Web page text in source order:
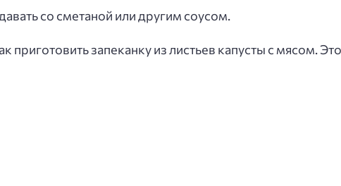
со сметаной или другим соусом.
приготовить запеканку из листьев капусты с мясом.